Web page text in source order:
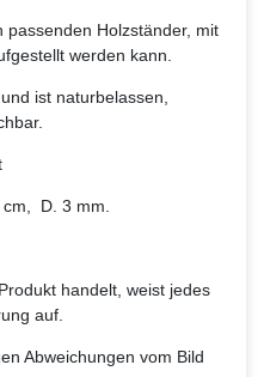
Holzständer, mit
werden kann.
ist naturbelassen,
D. 3 mm.
handelt, weist jedes
auf.
Abweichungen vom Bild